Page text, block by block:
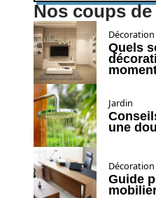
Nos coups
Quels
Jardin
une
Guide